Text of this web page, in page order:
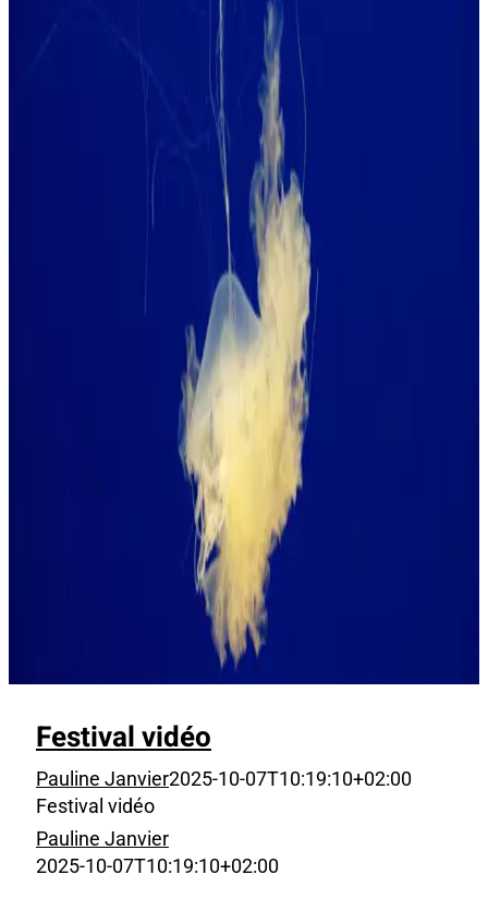
Festival vidéo
Pauline Janvier2025-10-07T10:19:10+02:00
Festival vidéo
Pauline Janvier
2025-10-07T10:19:10+02:00